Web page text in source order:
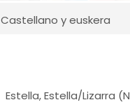
Castellano y euskera
Estella, Estella/Lizarra